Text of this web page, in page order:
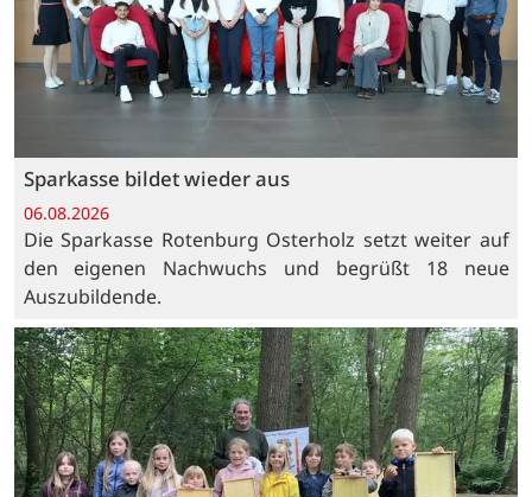
Sparkasse bildet wieder aus
06.08.2026
Die Sparkasse Rotenburg Osterholz setzt weiter auf
den eigenen Nachwuchs und begrüßt 18 neue
Auszubildende.